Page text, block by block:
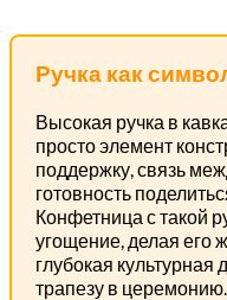
Ручка как
Высокая ручка в
просто элемент
поддержку, связь
готовность
Конфетница с такой
угощение, делая его
глубокая
трапезу в церемонию.